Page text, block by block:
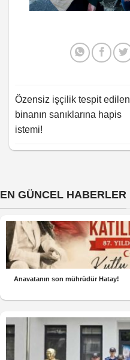
Özensiz işçilik tespit edilen
binanın sanıklarına hapis
istemi!
EN GÜNCEL HABERLER
Anavatanın son mührüdür Hatay!